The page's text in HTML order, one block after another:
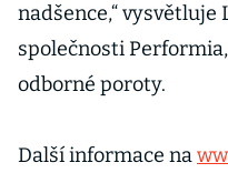
nadšence,“ vysvětluje
společnosti
odborné poroty.
Další informace na